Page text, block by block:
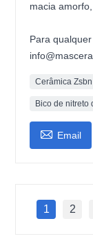
macia
Para
Cerâmica Zsbn
Bico de nitreto
 Email
1 2